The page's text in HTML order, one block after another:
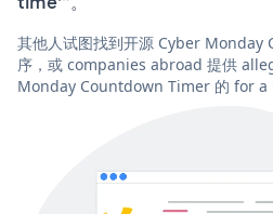
其他人试图找到开源 Cyber
序，或 companies abroad 提供
Monday Countdown Timer 的 for a